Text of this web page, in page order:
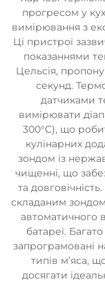
прогресом у
вимірювання з
Ці пристрої
показаннями
Цельсія,
секунд.
датчиками
вимірювати
300°C), що
кулінарних
зондом із
чищенні, що
та
складаним
автоматичного
батареї.
запрограмовані
типів м’яса,
досягати